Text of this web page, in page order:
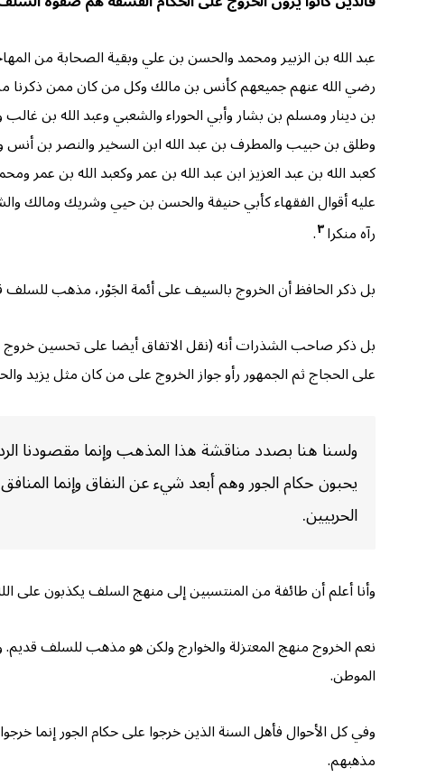
عبد الله بن الزبير ومحمد والحسن بن علي وبقية الصحابة من
رضي الله عنهم جميعهم كأنس بن مالك وكل من كان ممن ذكرنا من
بن دينار ومسلم بن بشار وأبي الحوراء والشعبي وعبد الله بن
وطلق بن حبيب والمطرف بن عبد الله ابن السخير والنصر بن أنس
كعبد الله بن عبد العزيز ابن عبد الله بن عمر وكعبد الله بن
عليه أقوال الفقهاء كأبي حنيفة والحسن بن حيي وشريك ومالك
رآه منكرا٣.
بل ذكر الحافظ أن الخروج بالسيف على أئمة الجَوْر، مذهب
بل ذكر صاحب الشذرات أنه (نقل الاتفاق أيضا على تحسين خروج
على الحجاج ثم الجمهور رأو جواز الخروج على من كان مثل يزيد
ولسنا هنا بصدد مناقشة هذا المذهب وإنما مقصودنا
يحبون حكام الجور وهم أبعد شيء عن النفاق وإنما
الحربيين.
وأنا أعلم أن طائفة من المنتسبين إلى منهج السلف يكذبون على
نعم الخروج منهج المعتزلة والخوارج ولكن هو مذهب للسلف قديم.
الموطن.
وفي كل الأحوال فأهل السنة الذين خرجوا على حكام الجور إنما
مذهبهم.